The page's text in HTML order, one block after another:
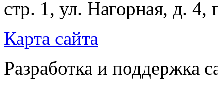
стр. 1, ул. Нагорная, д.
Карта сайта
Разработка и поддержка